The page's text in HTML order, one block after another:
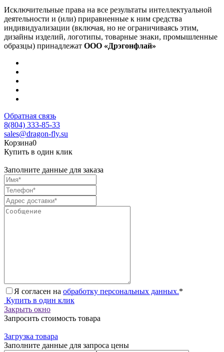
Исключительные права на все результаты интеллектуальной
деятельности и (или) приравненные к ним средства
индивидуализации (включая, но не ограничиваясь этим,
дизайны изделий, логотипы, товарные знаки, промышленные
образцы) принадлежат ООО «Дрэгонфлай»
Обратная связь
8(804) 333-85-33
sales@dragon-fly.su
Корзина0
Купить в один клик
Заполните данные для заказа
Я согласен на обработку персональных данных.*
Купить в один клик
Закрыть окно
Запросить стоимость товара
Загрузка товара
Заполните данные для запроса цены